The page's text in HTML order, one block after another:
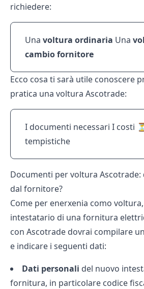
richiedere:
Una voltura ordinaria Una
cambio fornitore
Ecco cosa ti sarà utile conoscere
pratica una voltura Ascotrade:
I documenti necessari I costi
tempistiche
Documenti per voltura
dal fornitore?
Come per enerxenia como voltura
intestatario di una fornitura
con Ascotrade dovrai compilare
e indicare i seguenti dati:
Dati personali del nuovo
fornitura, in particolare codice